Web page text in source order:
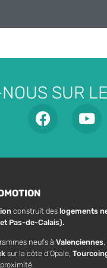
SUR
construit des logements
Pas-de-Calais).
neufs à Valenciennes,
sur la côte d’Opale,